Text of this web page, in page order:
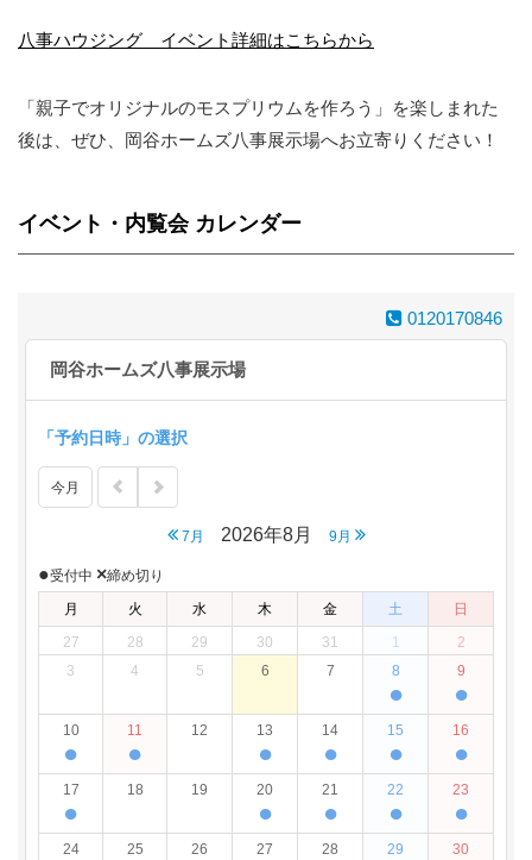
八事ハウジング イベント詳細はこちらから
「親子でオリジナルのモスプリウムを作ろう」を楽しまれた
後は、ぜひ、岡谷ホームズ八事展示場へお立寄りください！
イベント・内覧会 カレンダー